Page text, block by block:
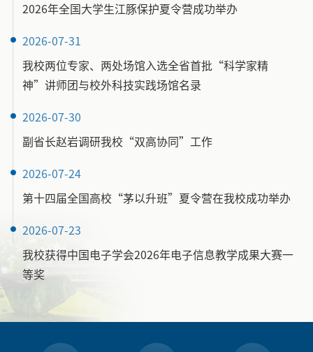
2026年全国大学生江豚保护夏令营成功举办
2026-07-31
我校两位专家、两处场馆入选全省首批“科学家精
神”讲师团与校外科技实践场馆名录
2026-07-30
副省长赵岩调研我校“双高协同”工作
2026-07-24
第十四届全国高校“茅以升班”夏令营在我校成功举办
2026-07-23
我校获得中国电子学会2026年电子信息教学成果大赛一
等奖